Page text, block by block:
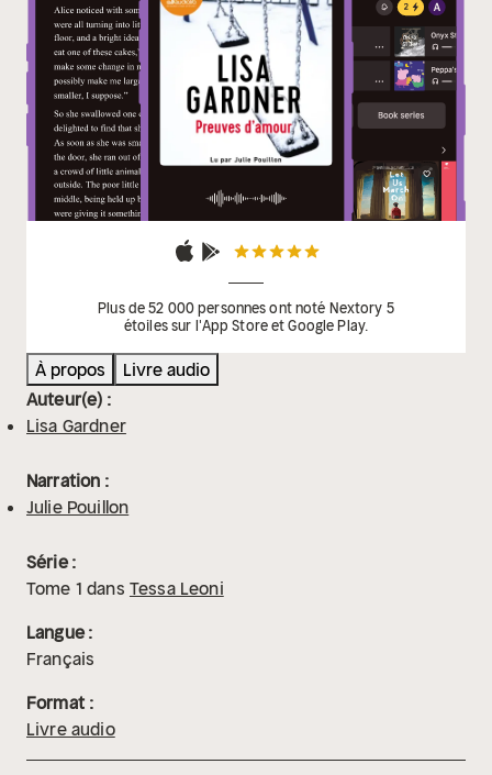
Plus de 52 000 personnes ont noté Nextory 5
étoiles sur l'App Store et Google Play.
À propos
Livre audio
Auteur(e) :
Lisa Gardner
Narration :
Julie Pouillon
Série :
Tome 1 dans Tessa Leoni
Langue :
Français
Format :
Livre audio